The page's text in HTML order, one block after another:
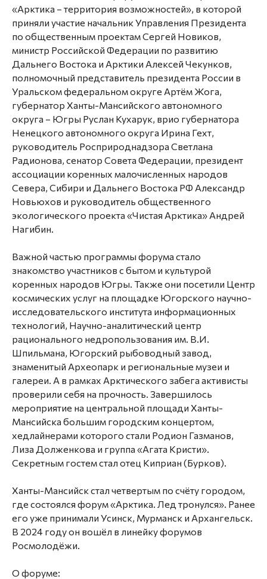
«Арктика – территория возможностей», в которой
приняли участие начальник Управления Президента
по общественным проектамСергей Новиков,
министр Российской Федерации по развитию
Дальнего Востока и Арктики Алексей Чекунков,
полномочный представитель президента России в
Уральском федеральном округе Артём Жога,
губернатор Ханты-Мансийского автономного
округа – Югры Руслан Кухарук, врио губернатора
Ненецкого автономного округа Ирина Гехт,
руководитель Росприроднадзора Светлана
Радионова, сенатор Совета Федерации, президент
ассоциации коренных малочисленных народов
Севера, Сибири и Дальнего Востока РФ Александр
Новьюхов и руководитель общественного
экологического проекта «Чистая Арктика» Андрей
Нагибин.
Важной частью программы форума стало
знакомство участников с бытом и культурой
коренных народов Югры. Также они посетили Центр
космических услуг на площадке Югорского научно-
исследовательского института информационных
технологий, Научно-аналитический центр
рационального недропользования им. В.И.
Шпильмана, Югорский рыбоводный завод,
знаменитый Археопарк и региональные музеи и
галереи. А в рамках Арктического забега активисты
проверили себя на прочность. Завершилось
мероприятие на центральной площади Ханты-
Мансийска большим городским концертом,
хедлайнерами которого стали Родион Газманов,
Лиза Долженкова и группа «Агата Кристи».
Секретным гостем стал отец Киприан (Бурков).
Ханты-Мансийск стал четвертым по счёту городом,
где состоялся форум «Арктика. Лед тронулся». Ранее
его уже принимали Усинск, Мурманск и Архангельск.
В 2024 году он вошёл в линейку форумов
Росмолодёжи.
О форуме: